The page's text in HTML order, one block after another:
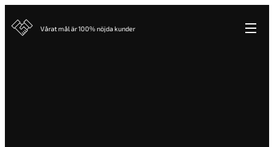
Vårat mål är 100% nöjda kunder